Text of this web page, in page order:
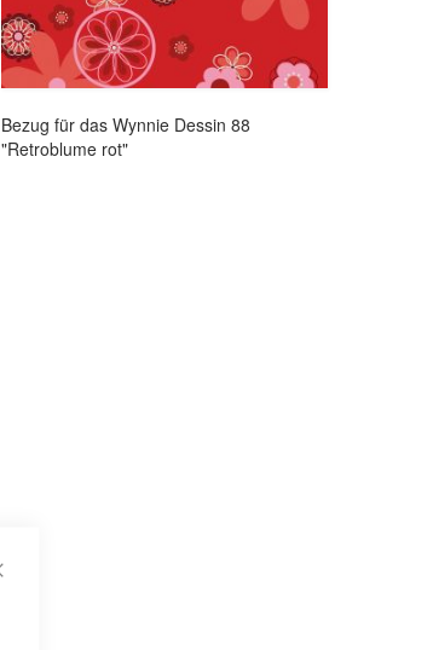
Bezug für das Wynnie Dessin 88
"Retroblume rot"